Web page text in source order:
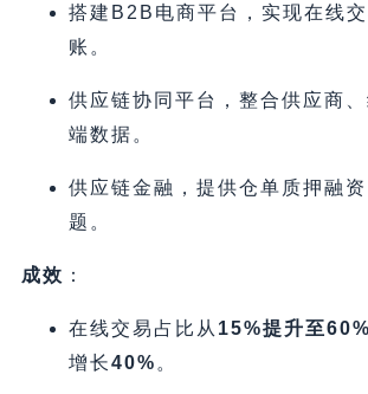
搭建B2B电商平台，实现在线
账。
供应链协同平台，整合供应商
端数据。
供应链金融，提供仓单质押融
题。
成效 ​：
在线交易占比从 15%提升至60%​
增长40%​ 。